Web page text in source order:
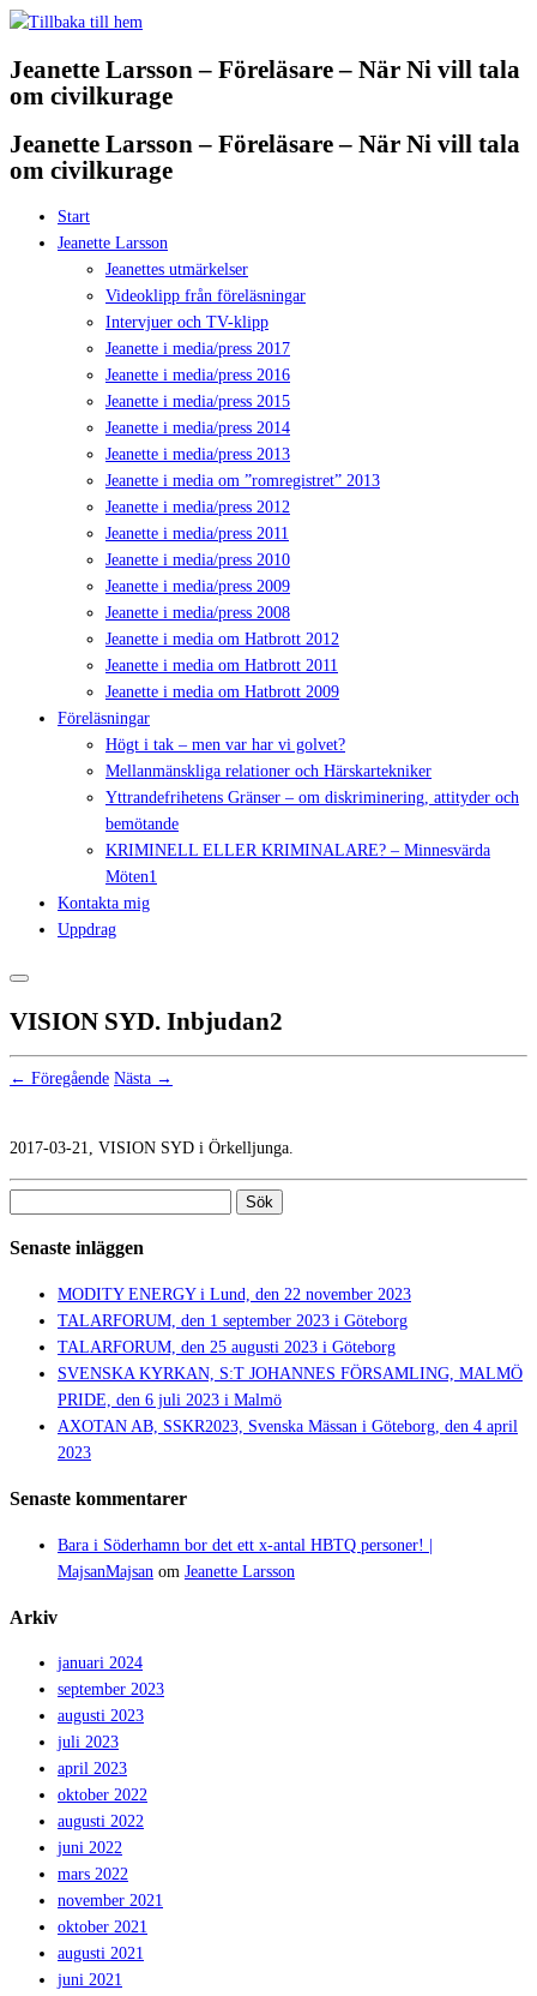
Hoppa
innehåll
Jeanette Larsson – Föreläsare – När Ni vill tala
om civilkurage
Jeanette Larsson – Föreläsare – När Ni vill tala
om civilkurage
Start
Jeanette Larsson
Jeanettes utmärkelser
Videoklipp från föreläsningar
Intervjuer och TV-klipp
Jeanette i media/press 2017
Jeanette i media/press 2016
Jeanette i media/press 2015
Jeanette i media/press 2014
Jeanette i media/press 2013
Jeanette i media om ”romregistret” 2013
Jeanette i media/press 2012
Jeanette i media/press 2011
Jeanette i media/press 2010
Jeanette i media/press 2009
Jeanette i media/press 2008
Jeanette i media om Hatbrott 2012
Jeanette i media om Hatbrott 2011
Jeanette i media om Hatbrott 2009
Föreläsningar
Högt i tak – men var har vi golvet?
Mellanmänskliga relationer och Härskartekniker
Yttrandefrihetens Gränser – om diskriminering, attityder och
bemötande
KRIMINELL ELLER KRIMINALARE? – Minnesvärda
Möten1
Kontakta mig
Uppdrag
VISION SYD. Inbjudan2
← Föregående Nästa →
2017-03-21, VISION SYD i Örkelljunga.
Senaste inläggen
MODITY ENERGY i Lund, den 22 november 2023
TALARFORUM, den 1 september 2023 i Göteborg
TALARFORUM, den 25 augusti 2023 i Göteborg
SVENSKA KYRKAN, S:T JOHANNES FÖRSAMLING, MALMÖ
PRIDE, den 6 juli 2023 i Malmö
AXOTAN AB, SSKR2023, Svenska Mässan i Göteborg, den 4 april
2023
Senaste kommentarer
Bara i Söderhamn bor det ett x-antal HBTQ personer! |
MajsanMajsan om Jeanette Larsson
Arkiv
januari 2024
september 2023
augusti 2023
juli 2023
april 2023
oktober 2022
augusti 2022
juni 2022
mars 2022
november 2021
oktober 2021
augusti 2021
juni 2021